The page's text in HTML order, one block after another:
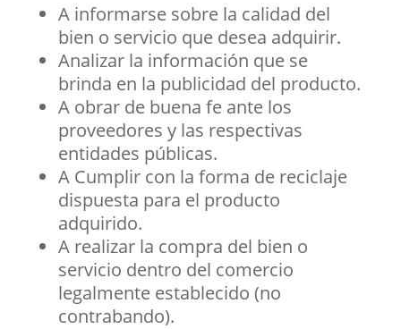
A informarse sobre la calidad del
bien o servicio que desea adquirir.
Analizar la información que se
brinda en la publicidad del producto.
A obrar de buena fe ante los
proveedores y las respectivas
entidades públicas.
A Cumplir con la forma de reciclaje
dispuesta para el producto
adquirido.
A realizar la compra del bien o
servicio dentro del comercio
legalmente establecido (no
contrabando).